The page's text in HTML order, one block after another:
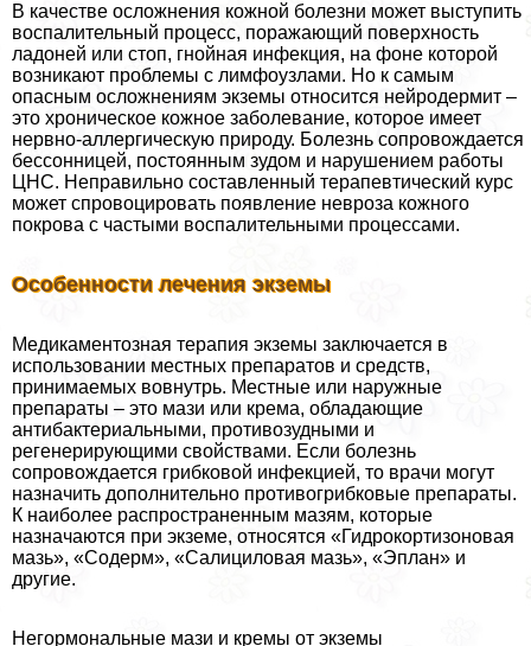
В качестве осложнения кожной болезни может выступить
воспалительный процесс, поражающий поверхность
ладоней или стоп, гнойная инфекция, на фоне которой
возникают проблемы с лимфоузлами. Но к самым
опасным осложнениям экземы относится нейродермит –
это хроническое кожное заболевание, которое имеет
нервно-аллергическую природу. Болезнь сопровождается
бессонницей, постоянным зудом и нарушением работы
ЦНС. Неправильно составленный терапевтический курс
может спровоцировать появление невроза кожного
покрова с частыми воспалительными процессами.
Особенности лечения экземы
Медикаментозная терапия экземы заключается в
использовании местных препаратов и средств,
принимаемых вовнутрь. Местные или наружные
препараты – это мази или крема, обладающие
антибактериальными, противозудными и
регенерирующими свойствами. Если болезнь
сопровождается грибковой инфекцией, то врачи могут
назначить дополнительно противогрибковые препараты.
К наиболее распространенным мазям, которые
назначаются при экземе, относятся «Гидрокортизоновая
мазь», «Содерм», «Салициловая мазь», «Эплан» и
другие.
Негормональные мази и кремы от экземы